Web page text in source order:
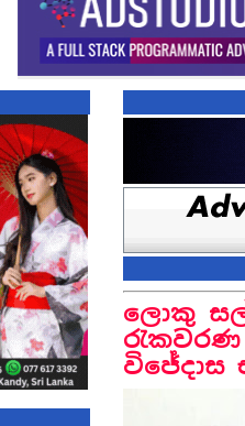
ලොකු
විජේදාස